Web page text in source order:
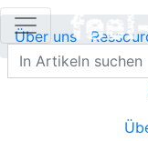
Über uns